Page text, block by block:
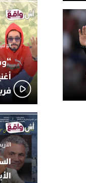
الإثنين 6 أكتوبر
الأربعاء 24